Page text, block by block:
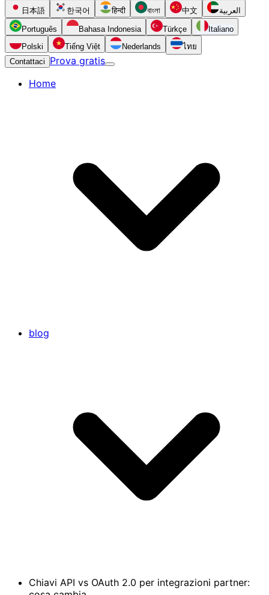
日本語
한국어 हिन्दी বাংলা 中文 العربية
Português Bahasa Indonesia Türkçe
Italiano
Polski
Tiếng Việt Nederlands
ไทย
Contattaci
Prova gratis
Home
blog
Chiavi API vs OAuth 2.0 per integrazioni partner: